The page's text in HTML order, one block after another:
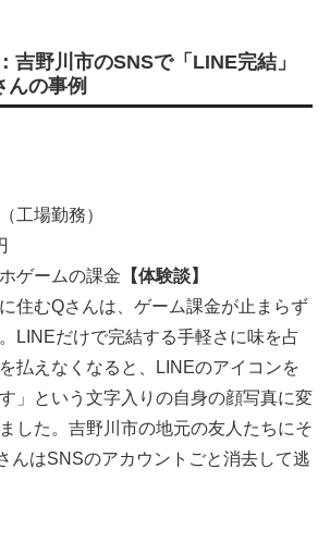
吉野川市のSNSで「LINE完結」
んの事例
工場勤務）
ゲームの課金 【体験談】
住むQさんは、ゲーム課金が止まらず
LINEだけで完結する手軽さに味を占
払えなくなると、LINEのアイコンを
」という文字入りの自身の顔写真に変
した。吉野川市の地元の友人たちにそ
んはSNSのアカウントごと消去して逃